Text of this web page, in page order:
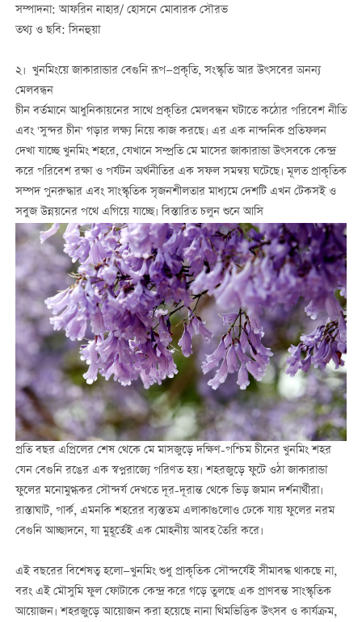
সম্পাদনা: আফরিন নাহার/ হোসনে মোবারক সৌরভ
তথ্য ও ছবি: সিনহুয়া
২। খুনমিংয়ে জাকারান্ডার বেগুনি রূপ—প্রকৃতি, সংস্কৃতি আর উৎসবের অনন্য
মেলবন্ধন
চীন বর্তমানে আধুনিকায়নের সাথে প্রকৃতির মেলবন্ধন ঘটাতে কঠোর পরিবেশ নীতি
এবং 'সুন্দর চীন' গড়ার লক্ষ্য নিয়ে কাজ করছে। এর এক নান্দনিক প্রতিফলন
দেখা যাচ্ছে খুনমিং শহরে, যেখানে সম্প্রতি মে মাসের জাকারান্ডা উৎসবকে কেন্দ্র
করে পরিবেশ রক্ষা ও পর্যটন অর্থনীতির এক সফল সমন্বয় ঘটেছে। মূলত প্রাকৃতিক
সম্পদ পুনরুদ্ধার এবং সাংস্কৃতিক সৃজনশীলতার মাধ্যমে দেশটি এখন টেকসই ও
সবুজ উন্নয়নের পথে এগিয়ে যাচ্ছে। বিস্তারিত চলুন শুনে আসি
প্রতি বছর এপ্রিলের শেষ থেকে মে মাসজুড়ে দক্ষিণ-পশ্চিম চীনের খুনমিং শহর
যেন বেগুনি রঙের এক স্বপ্নরাজ্যে পরিণত হয়। শহরজুড়ে ফুটে ওঠা জাকারান্ডা
ফুলের মনোমুগ্ধকর সৌন্দর্য দেখতে দূর-দূরান্ত থেকে ভিড় জমান দর্শনার্থীরা।
রাস্তাঘাট, পার্ক, এমনকি শহরের ব্যস্ততম এলাকাগুলোও ঢেকে যায় ফুলের নরম
বেগুনি আচ্ছাদনে, যা মুহূর্তেই এক মোহনীয় আবহ তৈরি করে।
এই বছরের বিশেষত্ব হলো—খুনমিং শুধু প্রাকৃতিক সৌন্দর্যেই সীমাবদ্ধ থাকছে না,
বরং এই মৌসুমি ফুল ফোটাকে কেন্দ্র করে গড়ে তুলছে এক প্রাণবন্ত সাংস্কৃতিক
আয়োজন। শহরজুড়ে আয়োজন করা হয়েছে নানা থিমভিত্তিক উৎসব ও কার্যক্রম,